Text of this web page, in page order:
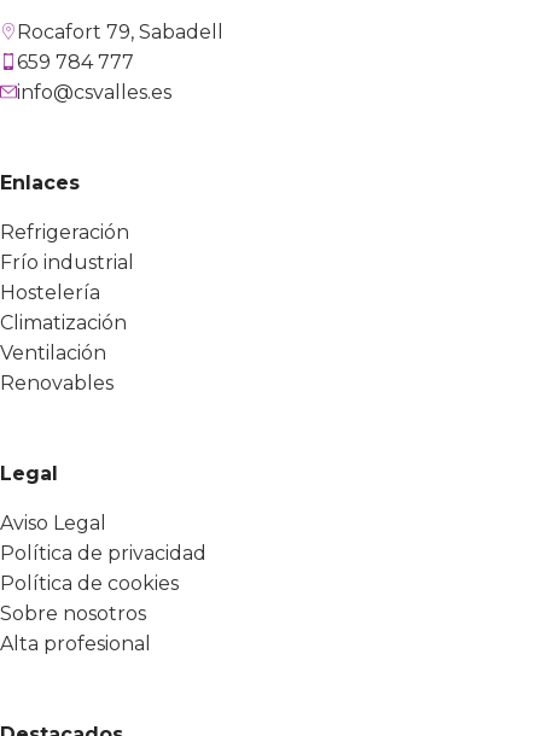
Rocafort 79, Sabadell
659 784 777
info@csvalles.es
Enlaces
Refrigeración
Frío industrial
Hostelería
Climatización
Ventilación
Renovables
Legal
Aviso Legal
Política de privacidad
Política de cookies
Sobre nosotros
Alta profesional